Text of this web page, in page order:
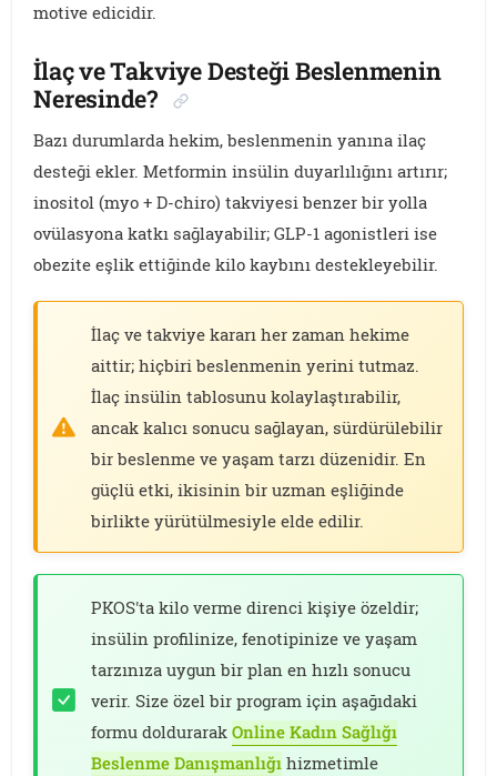
motive edicidir.
İlaç ve Takviye Desteği Beslenmenin
Neresinde?
Bazı durumlarda hekim, beslenmenin yanına ilaç
desteği ekler. Metformin insülin duyarlılığını artırır;
inositol (myo + D-chiro) takviyesi benzer bir yolla
ovülasyona katkı sağlayabilir; GLP-1 agonistleri ise
obezite eşlik ettiğinde kilo kaybını destekleyebilir.
İlaç ve takviye kararı her zaman hekime
aittir; hiçbiri beslenmenin yerini tutmaz.
İlaç insülin tablosunu kolaylaştırabilir,
ancak kalıcı sonucu sağlayan, sürdürülebilir
bir beslenme ve yaşam tarzı düzenidir. En
güçlü etki, ikisinin bir uzman eşliğinde
birlikte yürütülmesiyle elde edilir.
PKOS'ta kilo verme direnci kişiye özeldir;
insülin profilinize, fenotipinize ve yaşam
tarzınıza uygun bir plan en hızlı sonucu
verir. Size özel bir program için aşağıdaki
formu doldurarakOnline Kadın Sağlığı
Beslenme Danışmanlığı hizmetimle